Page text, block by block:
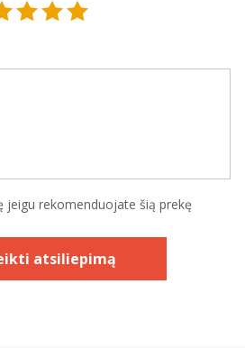
jeigu rekomenduojate šią prekę
atsiliepimą